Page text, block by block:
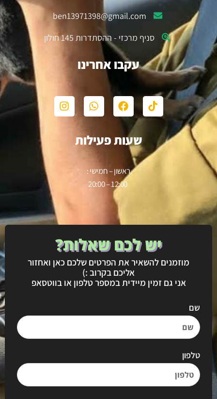
יש לכם שאלות?
מוזמנים להשאיר את הפרטים שלכם כאן ואחזור
אליכם בקרוב :)
אני גם זמין מיידית במספר טלפון או בווטסאפ
שם
טלפון
ben13971398@gmail.com
סניף מרכזי - ההסתדרות 145 חולון
עקבו אחרינו
שעות פעילות
ראשון – חמישי :